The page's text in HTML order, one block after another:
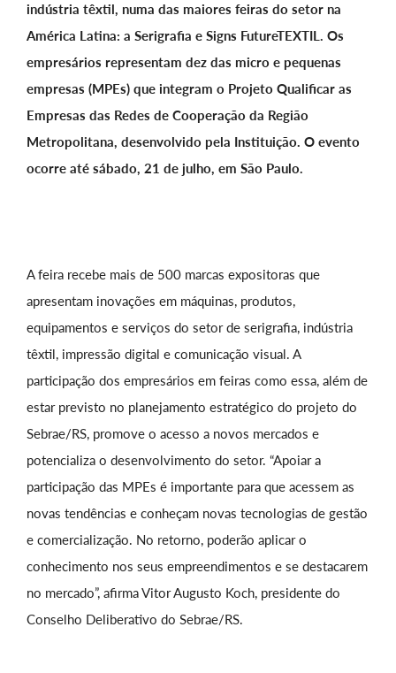
indústria têxtil, numa das maiores feiras do setor na
América Latina: a Serigrafia e Signs FutureTEXTIL. Os
empresários representam dez das micro e pequenas
empresas (MPEs) que integram o Projeto Qualificar as
Empresas das Redes de Cooperação da Região
Metropolitana, desenvolvido pela Instituição. O evento
ocorre até sábado, 21 de julho, em São Paulo.
A feira recebe mais de 500 marcas expositoras que
apresentam inovações em máquinas, produtos,
equipamentos e serviços do setor de serigrafia, indústria
têxtil, impressão digital e comunicação visual. A
participação dos empresários em feiras como essa, além de
estar previsto no planejamento estratégico do projeto do
Sebrae/RS, promove o acesso a novos mercados e
potencializa o desenvolvimento do setor. “Apoiar a
participação das MPEs é importante para que acessem as
novas tendências e conheçam novas tecnologias de gestão
e comercialização. No retorno, poderão aplicar o
conhecimento nos seus empreendimentos e se destacarem
no mercado”, afirma Vitor Augusto Koch, presidente do
Conselho Deliberativo do Sebrae/RS.